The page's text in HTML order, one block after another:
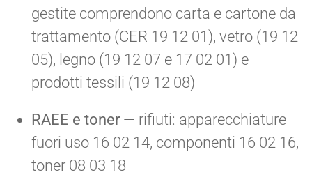
gestite comprendono carta e cartone da
trattamento (CER 19 12 01), vetro (19 12
05), legno (19 12 07 e 17 02 01) e
prodotti tessili (19 12 08)
RAEE e toner — rifiuti: apparecchiature
fuori uso 16 02 14, componenti 16 02 16,
toner 08 03 18